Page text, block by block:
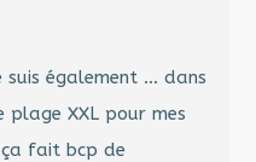
suis également … dans
plage XXL pour mes
fait bcp de